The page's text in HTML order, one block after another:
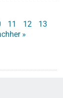
11 12
13
»